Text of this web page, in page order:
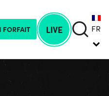
FORFAIT LIVE FR